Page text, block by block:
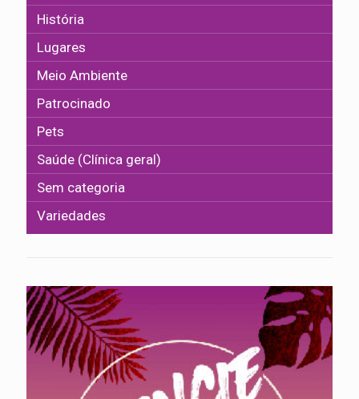
História
Lugares
Meio Ambiente
Patrocinado
Pets
Saúde (Clínica geral)
Sem categoria
Variedades